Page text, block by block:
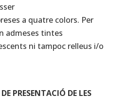
a quatre colors. Per
admeses tintes
ni tampoc relleus i/o
PRESENTACIÓ DE LES